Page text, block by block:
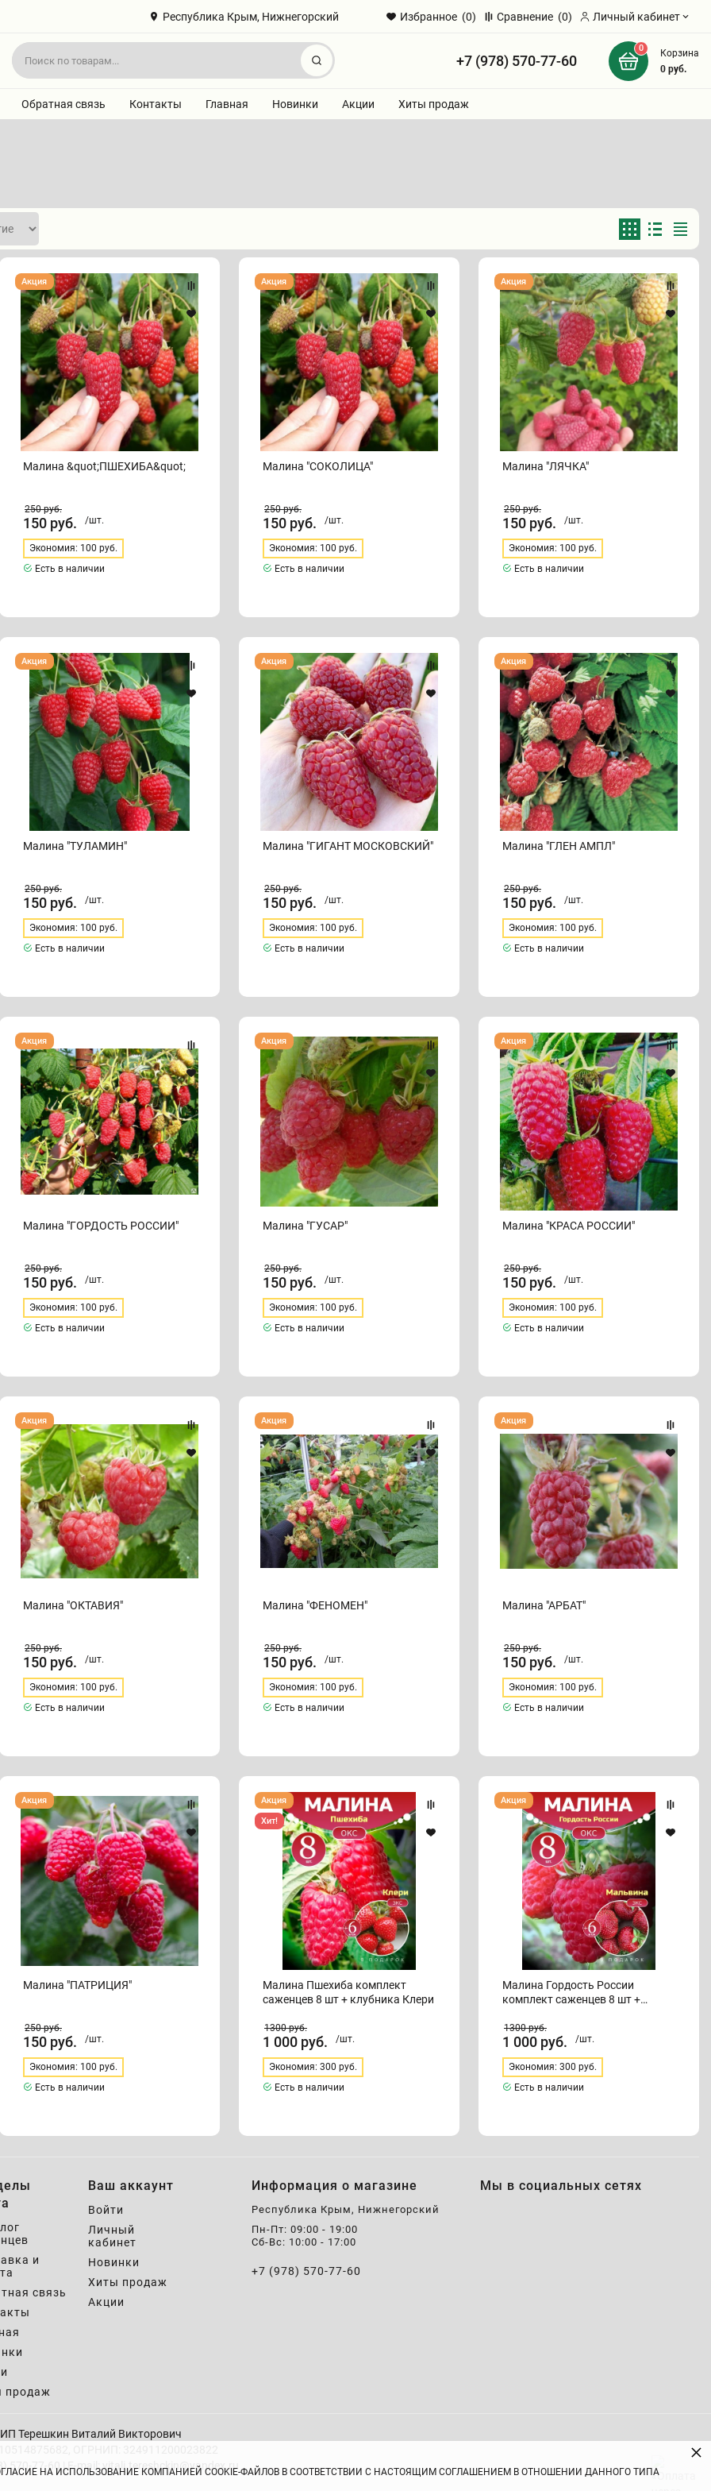
Республика Крым, Нижнегорский Избранное (0) Сравнение (0) Личный кабинет
Найти +7 (978) 570-77-60
0
Корзина
0руб.
Обратная связь Контакты Главная Новинки Акции Хиты продаж
Малина
&quot;ПШЕХИБА&quot;
Малина &quot;ПШЕХИБА&quot;
Акция
250руб.
150 руб. /шт.
Экономия: 100 руб.
Есть в наличии
Малина
"СОКОЛИЦА"
Малина "СОКОЛИЦА"
Акция
250руб.
150 руб. /шт.
Экономия: 100 руб.
Есть в наличии
Малина
"ЛЯЧКА"
Малина "ЛЯЧКА"
Акция
250руб.
150 руб. /шт.
Экономия: 100 руб.
Есть в наличии
Малина
"ТУЛАМИН"
Малина "ТУЛАМИН"
Акция
250руб.
150 руб. /шт.
Экономия: 100 руб.
Есть в наличии
Малина
"ГИГАНТ
МОСКОВСКИЙ"
Малина "ГИГАНТ МОСКОВСКИЙ"
Акция
250руб.
150 руб. /шт.
Экономия: 100 руб.
Есть в наличии
Малина
"ГЛЕН
АМПЛ"
Малина "ГЛЕН АМПЛ"
Акция
250руб.
150 руб. /шт.
Экономия: 100 руб.
Есть в наличии
Малина
"ГОРДОСТЬ
РОССИИ"
Малина "ГОРДОСТЬ РОССИИ"
Акция
250руб.
150 руб. /шт.
Экономия: 100 руб.
Есть в наличии
Малина
"ГУСАР"
Малина "ГУСАР"
Акция
250руб.
150 руб. /шт.
Экономия: 100 руб.
Есть в наличии
Малина
"КРАСА
РОССИИ"
Малина "КРАСА РОССИИ"
Акция
250руб.
150 руб. /шт.
Экономия: 100 руб.
Есть в наличии
Малина
"ОКТАВИЯ"
Малина "ОКТАВИЯ"
Акция
250руб.
150 руб. /шт.
Экономия: 100 руб.
Есть в наличии
Малина
"ФЕНОМЕН"
Малина "ФЕНОМЕН"
Акция
250руб.
150 руб. /шт.
Экономия: 100 руб.
Есть в наличии
Малина
"АРБАТ"
Малина "АРБАТ"
Акция
250руб.
150 руб. /шт.
Экономия: 100 руб.
Есть в наличии
Малина
"ПАТРИЦИЯ"
Малина "ПАТРИЦИЯ"
Акция
250руб.
150 руб. /шт.
Экономия: 100 руб.
Есть в наличии
Малина
Пшехиба
комплект
саженцев
клубника
Малина Пшехиба комплект
саженцев 8 шт + клубника Клери
Акция
Хит!
1300руб.
1 000 руб. /шт.
Экономия: 300 руб.
Есть в наличии
Малина
Гордость
России
комплект
саженцев
клубника
Мальвина
Малина Гордость России
комплект саженцев 8 шт +
Акция
1300руб.
1 000 руб. /шт.
Экономия: 300 руб.
Есть в наличии
и
связь
продаж
Ваш аккаунт
Войти
Личный
кабинет
Новинки
Хиты продаж
Акции
Информация о магазине
Республика Крым, Нижнегорский
Пн-Пт: 09:00 - 19:00
Сб-Вс: 10:00 - 17:00
+7 (978) 570-77-60
Мы в социальных сетях
ИП Терешкин Виталий Викторович
570-77-60 | E-mail: vitali.tereshckin@yandex.ru
НА ИСПОЛЬЗОВАНИЕ КОМПАНИЕЙ COOKIE-ФАЙЛОВ В СООТВЕТСТВИИ С НАСТОЯЩИМ СОГЛАШЕНИЕМ В ОТНОШЕНИИ ДАННОГО ТИПА
×